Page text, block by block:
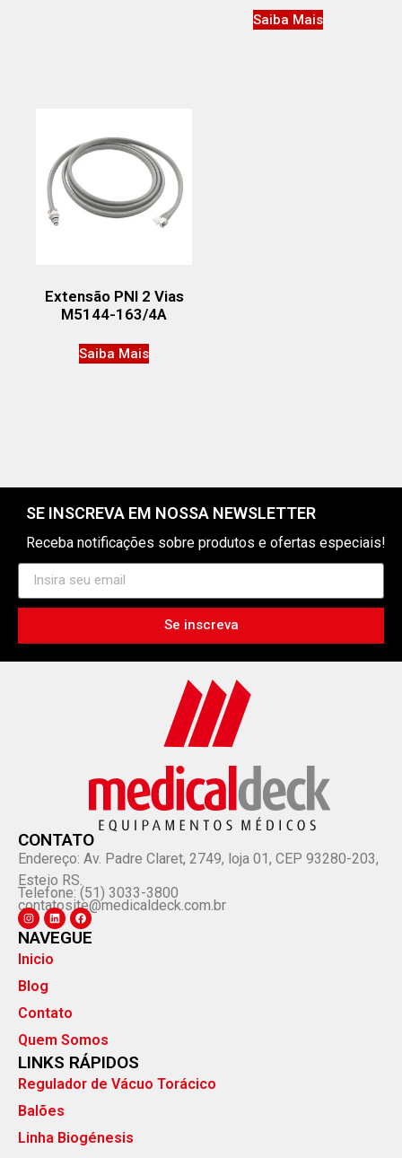
Saiba Mais
Extensão PNI 2 Vias
M5144-163/4A
Saiba Mais
SE INSCREVA EM NOSSA NEWSLETTER
Receba notificações sobre produtos e ofertas especiais!
Se inscreva
CONTATO
Endereço: Av. Padre Claret, 2749, loja 01, CEP 93280-203,
Esteio RS.
Telefone: (51) 3033-3800
contatosite@medicaldeck.com.br
NAVEGUE
Inicio
Blog
Contato
Quem Somos
LINKS RÁPIDOS
Regulador de Vácuo Torácico
Balões
Linha Biogénesis